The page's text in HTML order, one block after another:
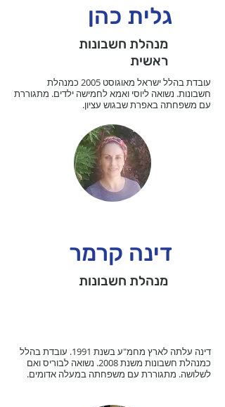
גלית כהן
מנהלת חשבונות
ראשית
עובדת בהלל ישראל מאוגוסט 2005 כמנהלת
חשבונות. נשואה ליוסי ואמא לחמישה ילדים. מתגוררת
עם משפחתה באפרת שבגוש עציון.
דינה קרמר
מנהלת חשבונות
דינה עלתה לארץ מחמ"ע בשנת 1991. עובדת בהלל
כמנהלת חשבונות משנת 2008. נשואה לבוריס ואם
לשלושה. מתגוררת עם משפחתה במעלה אדומים.